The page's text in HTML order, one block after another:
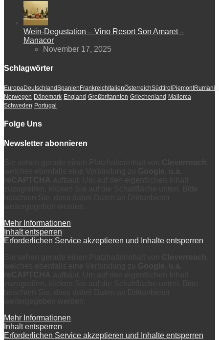
Wein-Degustation – Vino Resort Son Amaret –
Manacor
November 17, 2025
Schlagwörter
EuropaDeutschlandSpanien Frankreich ItalienÖsterreichSüdtirol Piemont
Norwegen Dänemark England Großbritannien Griechenland Mallorca
Schweden Portugal
Folge Uns
Newsletter abonnieren
Mehr Informationen
Inhalt entsperren
Erforderlichen Service akzeptieren und Inhalte entsperren
Mehr Informationen
Inhalt entsperren
Erforderlichen Service akzeptieren und Inhalte entsperren